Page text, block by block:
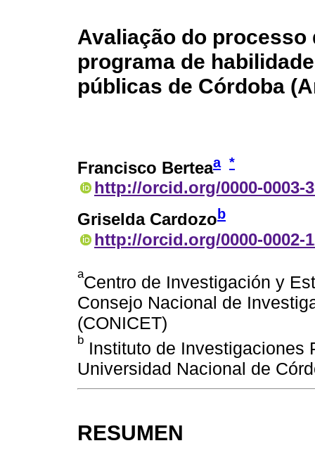
Avaliação do processo
programa de
públicas de Córdoba
Francisco Berteaa *
http://orcid.org/0000-0003-
Griselda Cardozo b
http://orcid.org/0000-0002-
aCentro de Investigación y
Consejo Nacional de
(CONICET)
b Instituto de Investigaciones
Universidad Nacional de
RESUMEN